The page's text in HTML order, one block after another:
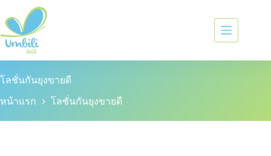
โลชั่นกันยุงขายดี
หน้าแรก โลชั่นกันยุงขายดี